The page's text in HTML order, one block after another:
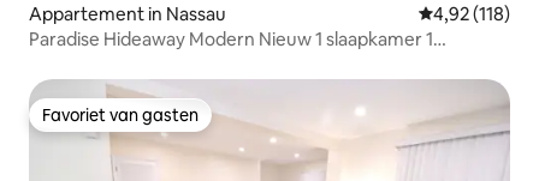
Appartement in Nassau Gemiddelde
4,92 (118)
Paradise Hideaway Modern Nieuw 1 slaapkamer 1
Favoriet van gasten
Favoriet van gasten